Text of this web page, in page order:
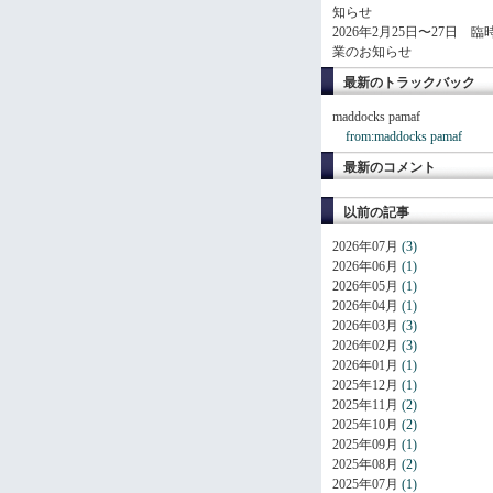
知らせ
2026年2月25日〜27日 臨
業のお知らせ
最新のトラックバック
maddocks pamaf
from:maddocks pamaf
最新のコメント
以前の記事
2026年07月 (3)
2026年06月 (1)
2026年05月 (1)
2026年04月 (1)
2026年03月 (3)
2026年02月 (3)
2026年01月 (1)
2025年12月 (1)
2025年11月 (2)
2025年10月 (2)
2025年09月 (1)
2025年08月 (2)
2025年07月 (1)